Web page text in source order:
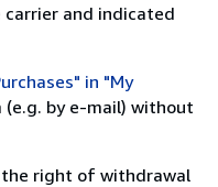
and indicated
in "My
by e-mail) without
the right of withdrawal